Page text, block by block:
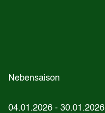
Nebensaison
04.01.2026 - 30.01.2026